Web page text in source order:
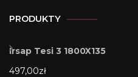
PRODUKTY
Irsap Tesi 3 1800X135
497,00zł